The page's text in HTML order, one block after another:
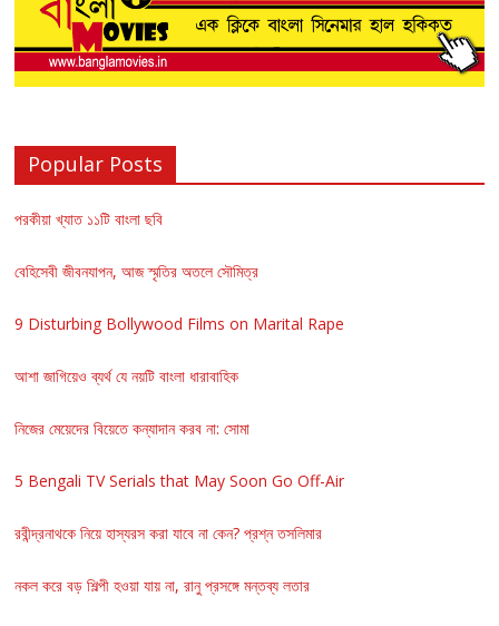
Popular Posts
পরকীয়া খ্যাত ১১টি বাংলা ছবি
বেহিসেবী জীবনযাপন, আজ স্মৃতির অতলে সৌমিত্র
9 Disturbing Bollywood Films on Marital Rape
আশা জাগিয়েও ব্যর্থ যে নয়টি বাংলা ধারাবাহিক
নিজের মেয়েদের বিয়েতে কন্যাদান করব না: সোমা
5 Bengali TV Serials that May Soon Go Off-Air
রবীন্দ্রনাথকে নিয়ে হাস্যরস করা যাবে না কেন? প্রশ্ন তসলিমার
নকল করে বড় শিল্পী হওয়া যায় না, রানু প্রসঙ্গে মন্তব্য লতার